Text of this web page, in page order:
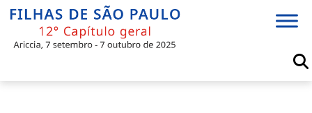
Skip
content